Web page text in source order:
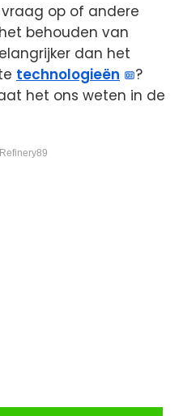
vraag op of andere
behouden van
dan het
technologieën
?
het ons weten in de